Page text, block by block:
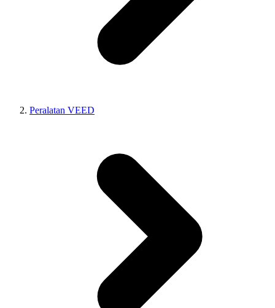
Peralatan VEED